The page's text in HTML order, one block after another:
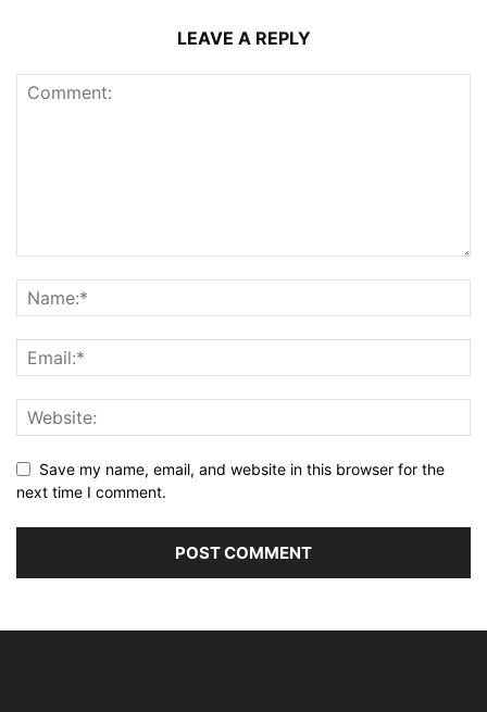
LEAVE A REPLY
Save my name, email, and website in this browser for the
next time I comment.